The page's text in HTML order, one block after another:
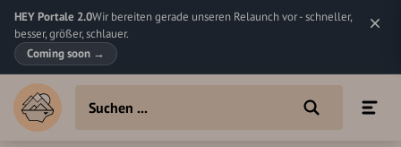
HEY Portale 2.0Wir bereiten gerade unseren Relaunch vor - schneller,
besser, größer, schlauer.
Coming soon →